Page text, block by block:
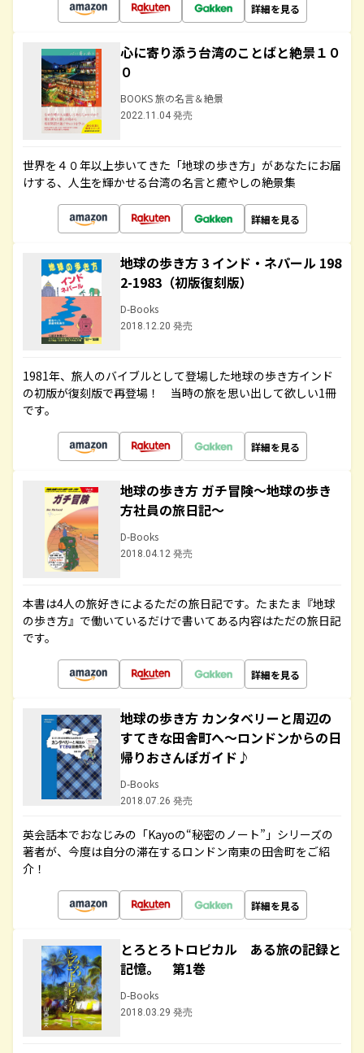
詳細を見る
心に寄り添う台湾のことばと絶景１０
０
BOOKS 旅の名言＆絶景
2022.11.04 発売
世界を４０年以上歩いてきた「地球の歩き方」があなたにお届
けする、人生を輝かせる台湾の名言と癒やしの絶景集
詳細を見る
地球の歩き方 3 インド・ネパール 198
2-1983（初版復刻版）
D-Books
2018.12.20 発売
1981年、旅人のバイブルとして登場した地球の歩き方インド
の初版が復刻版で再登場！ 当時の旅を思い出して欲しい1冊
です。
詳細を見る
地球の歩き方 ガチ冒険～地球の歩き
方社員の旅日記～
D-Books
2018.04.12 発売
本書は4人の旅好きによるただの旅日記です。たまたま『地球
の歩き方』で働いているだけで書いてある内容はただの旅日記
です。
詳細を見る
地球の歩き方 カンタベリーと周辺の
すてきな田舎町へ～ロンドンからの日
帰りおさんぽガイド♪
D-Books
2018.07.26 発売
英会話本でおなじみの「Kayoの“秘密のノート”」シリーズの
著者が、今度は自分の滞在するロンドン南東の田舎町をご紹
介！
詳細を見る
とろとろトロピカル ある旅の記録と
記憶。 第1巻
D-Books
2018.03.29 発売